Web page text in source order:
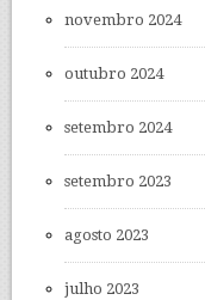
novembro 2024
outubro 2024
setembro 2024
setembro 2023
agosto 2023
julho 2023